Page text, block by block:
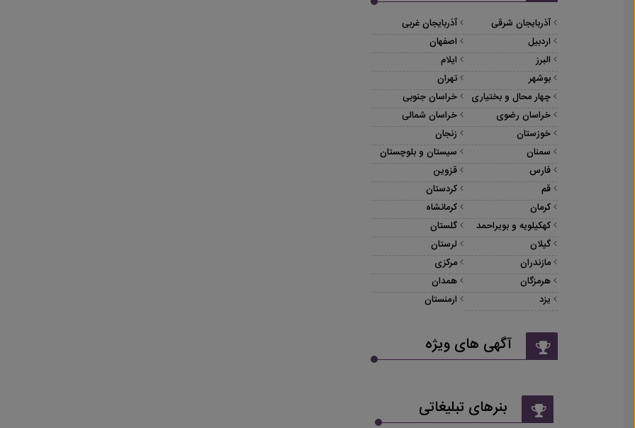
آذربایجان شرقی
آذربایجان غربی
اردبیل
اصفهان
البرز
ایلام
بوشهر
تهران
چهار محال و بختیاری
خراسان جنوبی
خراسان رضوی
خراسان شمالی
خوزستان
زنجان
سمنان
سیستان و بلوچستان
فارس
قزوین
قم
کردستان
کرمان
کرمانشاه
کهکیلویه و بویراحمد
گلستان
گیلان
لرستان
مازندران
مرکزی
هرمزگان
همدان
یزد
ارمنستان
آگهی های ویژه
بنرهای تبلیغاتی